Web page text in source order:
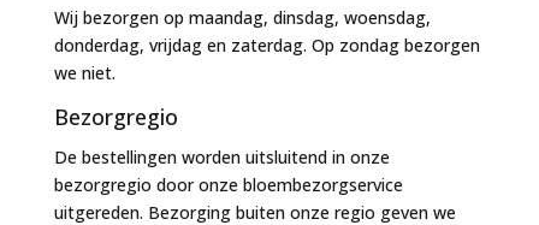
Wij bezorgen op maandag, dinsdag, woensdag,
donderdag, vrijdag en zaterdag. Op zondag bezorgen
we niet.
Bezorgregio
De bestellingen worden uitsluitend in onze
bezorgregio door onze bloembezorgservice
uitgereden. Bezorging buiten onze regio geven we